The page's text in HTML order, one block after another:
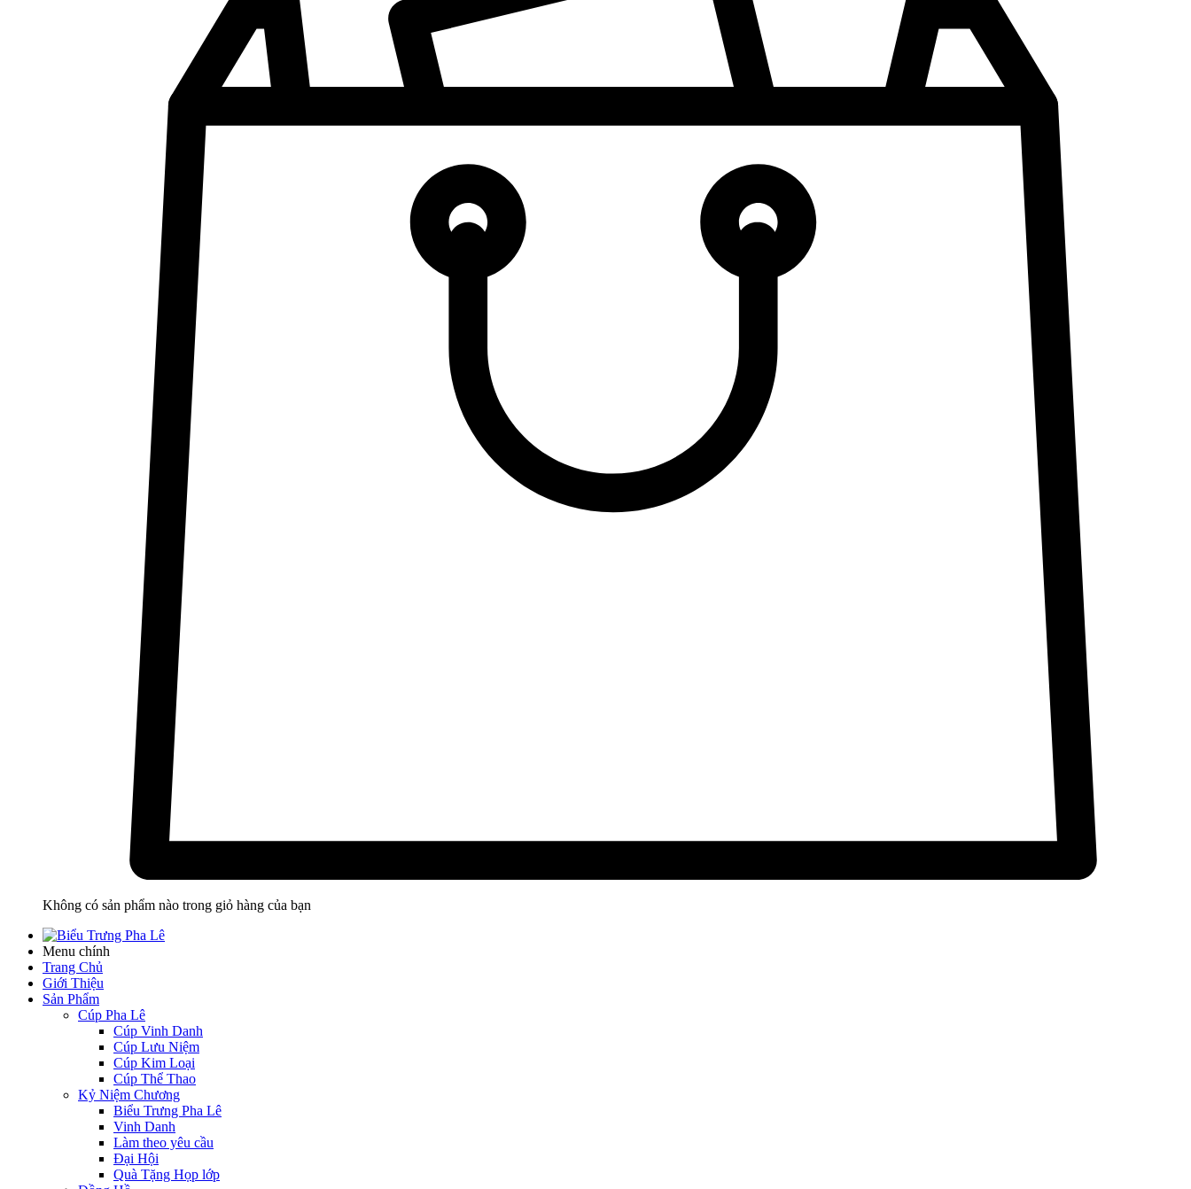
Không có sản phẩm nào trong giỏ hàng của bạn
Menu chính
Trang Chủ
Giới Thiệu
Sản Phẩm
Cúp Pha Lê
Cúp Vinh Danh
Cúp Lưu Niệm
Cúp Kim Loại
Cúp Thể Thao
Kỷ Niệm Chương
Biểu Trưng Pha Lê
Vinh Danh
Làm theo yêu cầu
Đại Hội
Quà Tặng Họp lớp